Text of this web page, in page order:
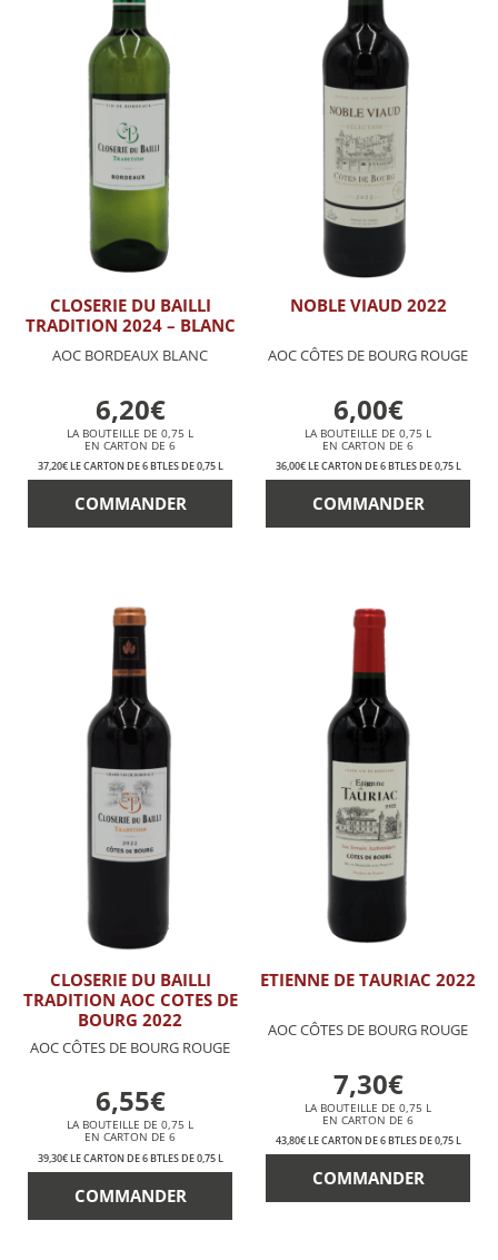
CLOSERIE DU BAILLI
TRADITION 2024 – BLANC
AOC BORDEAUX BLANC
6,20€
LA BOUTEILLE DE 0,75 L
EN CARTON DE 6
37,20€ LE CARTON DE 6 BTLES DE 0,75 L
COMMANDER
NOBLE VIAUD 2022
AOC CÔTES DE BOURG ROUGE
6,00€
LA BOUTEILLE DE 0,75 L
EN CARTON DE 6
36,00€ LE CARTON DE 6 BTLES DE 0,75 L
COMMANDER
CLOSERIE DU BAILLI
TRADITION AOC COTES DE
BOURG 2022
AOC CÔTES DE BOURG ROUGE
6,55€
LA BOUTEILLE DE 0,75 L
EN CARTON DE 6
39,30€ LE CARTON DE 6 BTLES DE 0,75 L
COMMANDER
ETIENNE DE TAURIAC 2022
AOC CÔTES DE BOURG ROUGE
7,30€
LA BOUTEILLE DE 0,75 L
EN CARTON DE 6
43,80€ LE CARTON DE 6 BTLES DE 0,75 L
COMMANDER